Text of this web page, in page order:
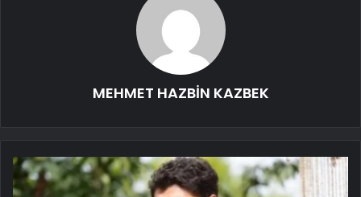
MEHMET HAZBİN KAZBEK